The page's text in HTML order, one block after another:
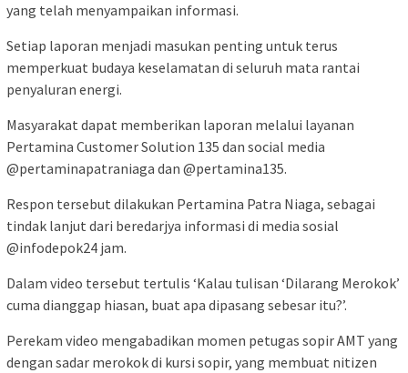
yang telah menyampaikan informasi.
Setiap laporan menjadi masukan penting untuk terus
memperkuat budaya keselamatan di seluruh mata rantai
penyaluran energi.
Masyarakat dapat memberikan laporan melalui layanan
Pertamina Customer Solution 135 dan social media
@pertaminapatraniaga dan @pertamina135.
Respon tersebut dilakukan Pertamina Patra Niaga, sebagai
tindak lanjut dari beredarjya informasi di media sosial
@infodepok24 jam.
Dalam video tersebut tertulis ‘Kalau tulisan ‘Dilarang Merokok’
cuma dianggap hiasan, buat apa dipasang sebesar itu?’.
Perekam video mengabadikan momen petugas sopir AMT yang
dengan sadar merokok di kursi sopir, yang membuat nitizen